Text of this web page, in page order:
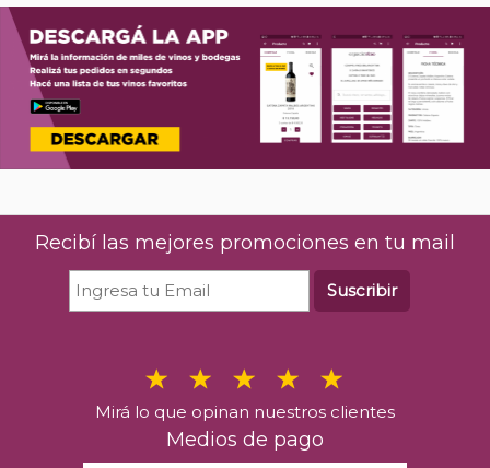
Recibí las mejores promociones en tu mail
Suscribir
Mirá lo que opinan nuestros clientes
Medios de pago